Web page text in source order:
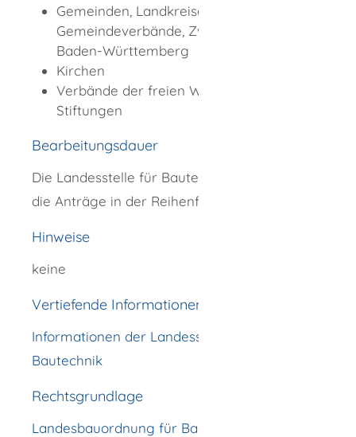
Gemeinden, Landkreise,
Gemeindeverbände, Zweckverbände in
Baden-Württemberg
Kirchen
Verbände der freien Wohlfahrtspflege,
Stiftungen
Bearbeitungsdauer
Die Landesstelle für Bautechnik bearbeitet
die Anträge in der Reihenfolge der Eingänge.
Hinweise
keine
Vertiefende Informationen
Informationen der Landesstelle für
Bautechnik
Rechtsgrundlage
Landesbauordnung für Baden-Württemberg